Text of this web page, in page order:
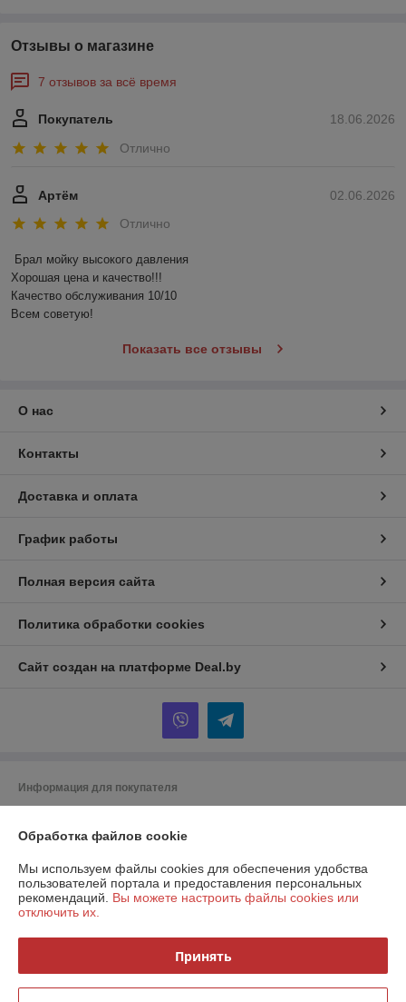
Отзывы о магазине
7 отзывов за всё время
18.06.2026
Покупатель
Отлично
02.06.2026
Артём
Отлично
Брал мойку высокого давления
Хорошая цена и качество!!!
Качество обслуживания 10/10
Всем советую!
Показать все отзывы
О нас
Контакты
Доставка и оплата
График работы
Полная версия сайта
Политика обработки cookies
Сайт создан на платформе Deal.by
Информация для покупателя
Николаевич
Брестская область, Ивацевичский район, аг. Ходаки, ул. Михнюка, д. 19.
Регистрационный номер ЕГР: 291818324
УНП: 291818324
комитет
Дата регистрации компании: 06.09.2024
Обработка файлов cookie
Мы используем файлы cookies для обеспечения удобства
пользователей портала и предоставления персональных
рекомендаций. Вы можете настроить файлы cookies или
отключить их.
Принять